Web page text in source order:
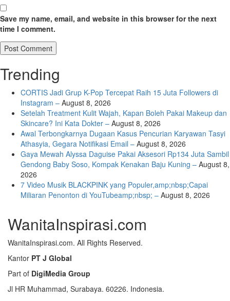
Save my name, email, and website in this browser for the next
time I comment.
Trending
CORTIS Jadi Grup K-Pop Tercepat Raih 15 Juta Followers di
Instagram – August 8, 2026
Setelah Treatment Kulit Wajah, Kapan Boleh Pakai Makeup dan
Skincare? Ini Kata Dokter – August 8, 2026
Awal Terbongkarnya Dugaan Kasus Pencurian Karyawan Tasyi
Athasyia, Gegara Notifikasi Email – August 8, 2026
Gaya Mewah Alyssa Daguise Pakai Aksesori Rp134 Juta Sambil
Gendong Baby Soso, Kompak Kenakan Baju Kuning – August 8,
2026
7 Video Musik BLACKPINK yang Populer,amp;nbsp;Capai
Miliaran Penonton di YouTubeamp;nbsp; – August 8, 2026
WanitaInspirasi.com
WanitaInspirasi.com. All Rights Reserved.
Kantor PT J Global
Part of DigiMedia Group
Jl HR Muhammad, Surabaya. 60226. Indonesia.